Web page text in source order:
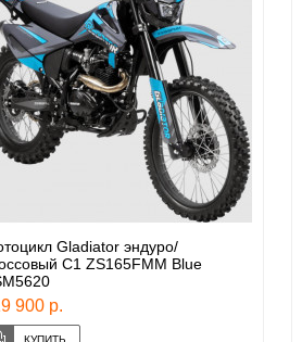
Gladiator эндуро/
C1 ZS165FMM Blue
900 р.